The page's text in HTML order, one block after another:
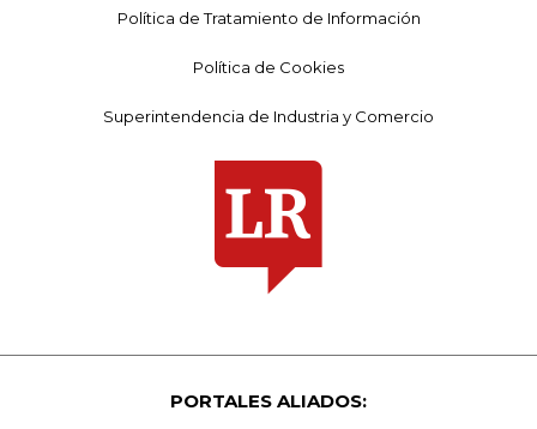
Política de Tratamiento de Información
Política de Cookies
Superintendencia de Industria y Comercio
PORTALES ALIADOS: